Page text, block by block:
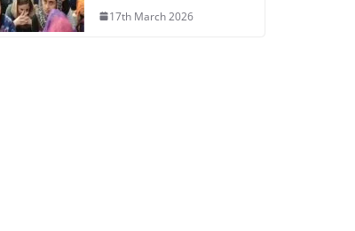
17th March 2026